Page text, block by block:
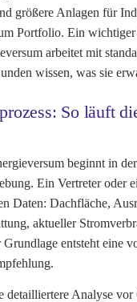
größere Anlagen für
Portfolio. Ein
arbeitet mit
wissen, was sie
So läuft
beginnt in
Ein Vertreter oder
Daten: Dachfläche,
aktueller
entsteht eine
detailliertere Analyse